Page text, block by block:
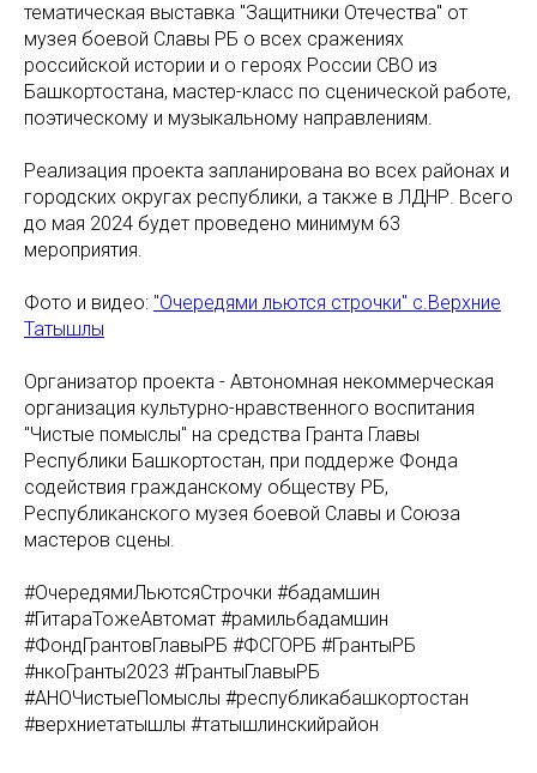
тематическая выставка "Защитники Отечества" от
музея боевой Славы РБ о всех сражениях
российской истории и о героях России СВО из
Башкортостана, мастер-класс по сценической работе,
поэтическому и музыкальному направлениям.
Реализация проекта запланирована во всех районах и
городских округах республики, а также в ЛДНР. Всего
до мая 2024 будет проведено минимум 63
мероприятия.
Фото и видео: "Очередями льются строчки" с.Верхние
Татышлы
Организатор проекта - Автономная некоммерческая
организация культурно-нравственного воспитания
"Чистые помыслы" на средства Гранта Главы
Республики Башкортостан, при поддерже Фонда
содействия гражданскому обществу РБ,
Республиканского музея боевой Славы и Союза
мастеров сцены.
#ОчередямиЛьютсяСтрочки #бадамшин
#ГитараТожеАвтомат #рамильбадамшин
#ФондГрантовГлавыРБ #ФСГОРБ #ГрантыРБ
#нкоГранты2023 #ГрантыГлавыРБ
#АНОЧистыеПомыслы #республикабашкортостан
#верхниетатышлы #татышлинскийрайон